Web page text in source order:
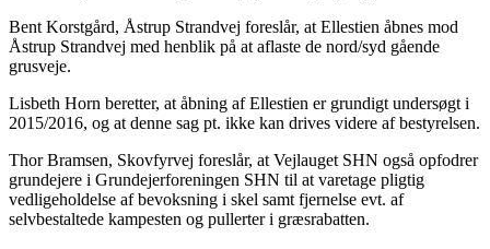
Bent Korstgård, Åstrup Strandvej foreslår, at Ellestien åbnes mod
Åstrup Strandvej med henblik på at aflaste de nord/syd gående
grusveje.
Lisbeth Horn beretter, at åbning af Ellestien er grundigt undersøgt i
2015/2016, og at denne sag pt. ikke kan drives videre af bestyrelsen.
Thor Bramsen, Skovfyrvej foreslår, at Vejlauget SHN også opfodrer
grundejere i Grundejerforeningen SHN til at varetage pligtig
vedligeholdelse af bevoksning i skel samt fjernelse evt. af
selvbestaltede kampesten og pullerter i græsrabatten.